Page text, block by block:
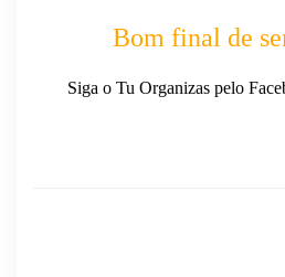
Bom final de
Siga o Tu Organizas pelo